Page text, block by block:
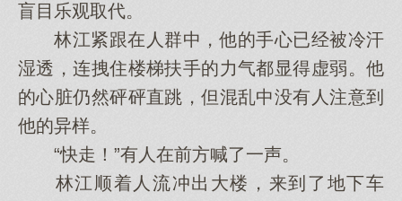
盲目乐观取代。
林江紧跟在人群中，他的手心已经被冷汗
湿透，连拽住楼梯扶手的力气都显得虚弱。他
的心脏仍然砰砰直跳，但混乱中没有人注意到
他的异样。
“快走！”有人在前方喊了一声。
林江顺着人流冲出大楼，来到了地下车